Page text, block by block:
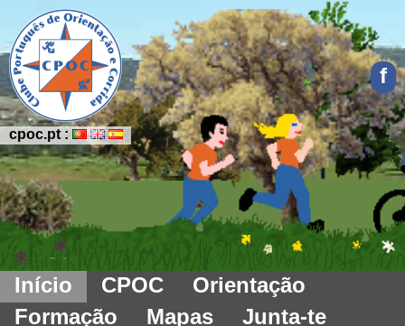
cpoc.pt :
f
Início CPOC
Orientação
Formação
Mapas
Junta-te